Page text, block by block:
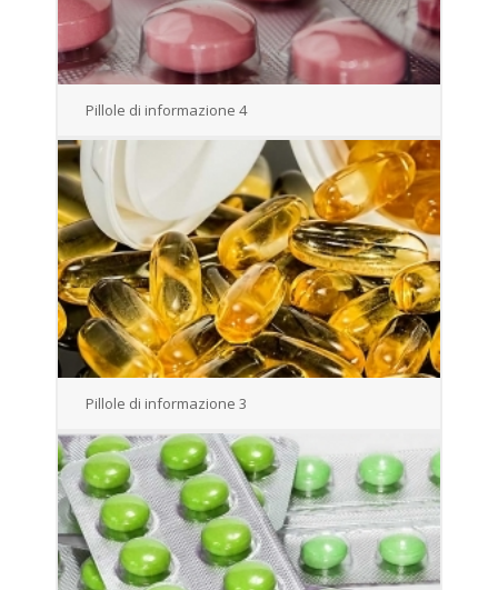
Pillole di informazione 4
Pillole di informazione 3